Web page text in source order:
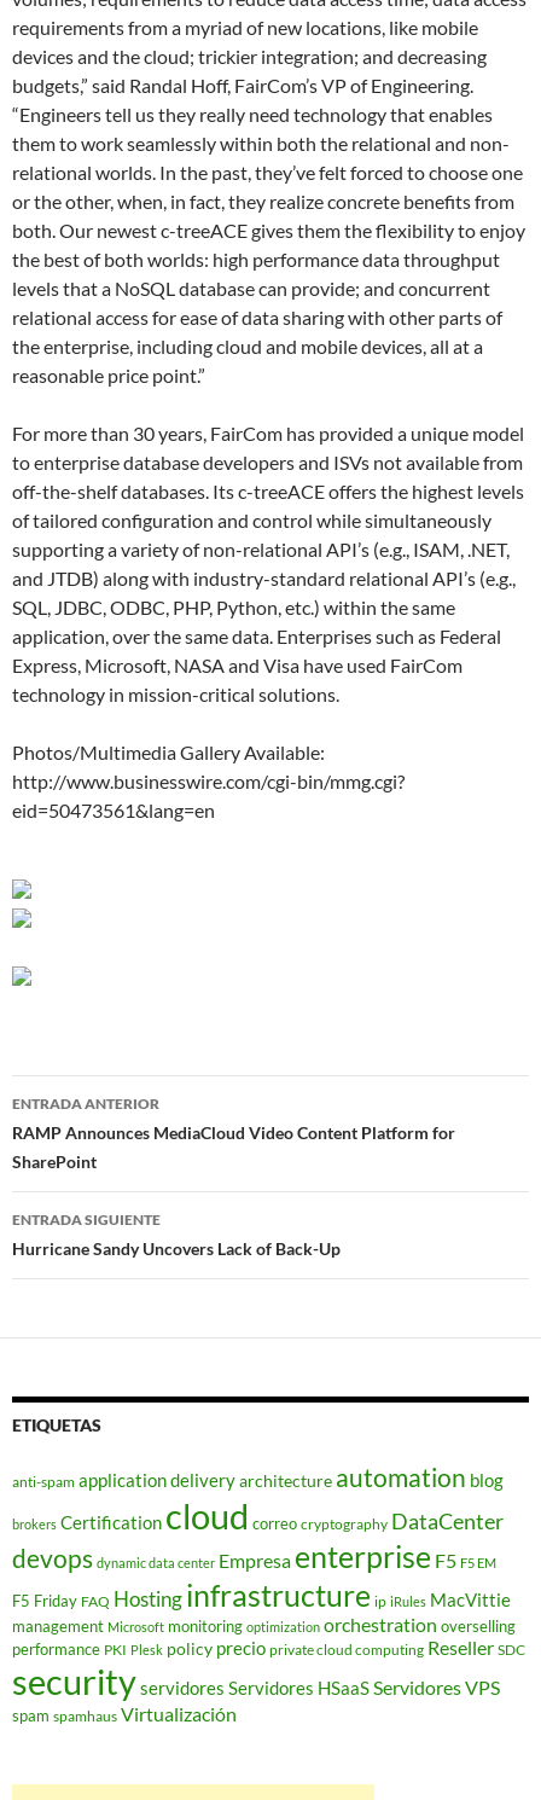
requirements from a myriad of new locations, like mobile
devices and the cloud; trickier integration; and decreasing
budgets,” said Randal Hoff, FairCom’s VP of Engineering.
“Engineers tell us they really need technology that enables
them to work seamlessly within both the relational and non-
relational worlds. In the past, they’ve felt forced to choose one
or the other, when, in fact, they realize concrete benefits from
both. Our newest c-treeACE gives them the flexibility to enjoy
the best of both worlds: high performance data throughput
levels that a NoSQL database can provide; and concurrent
relational access for ease of data sharing with other parts of
the enterprise, including cloud and mobile devices, all at a
reasonable price point.”
For more than 30 years, FairCom has provided a unique model
to enterprise database developers and ISVs not available from
off-the-shelf databases. Its c-treeACE offers the highest levels
of tailored configuration and control while simultaneously
supporting a variety of non-relational API’s (e.g., ISAM, .NET,
and JTDB) along with industry-standard relational API’s (e.g.,
SQL, JDBC, ODBC, PHP, Python, etc.) within the same
application, over the same data. Enterprises such as Federal
Express, Microsoft, NASA and Visa have used FairCom
technology in mission-critical solutions.
Photos/Multimedia Gallery Available:
http://www.businesswire.com/cgi-bin/mmg.cgi?
eid=50473561&lang=en
Navegador
de
entradas
ENTRADA ANTERIOR
RAMP Announces MediaCloud Video Content Platform for
SharePoint
ENTRADA SIGUIENTE
Hurricane Sandy Uncovers Lack of Back-Up
ETIQUETAS
anti-spam application deliveryarchitecture automation blog
brokers Certification cloud correo cryptography DataCenter
devops dynamic data center Empresa enterprise F5 F5 EM
F5 Friday FAQ Hostinginfrastructure ip iRules MacVittie
management Microsoft monitoring optimization orchestration overselling
performance PKI Plesk policy precio private cloud computing Reseller SDC
securityservidores Servidores HSaaSServidores VPS
spam spamhaus Virtualización